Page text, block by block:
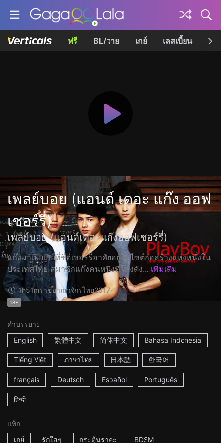
ฟรี BL/วาย เกย์ เลสเบี้ยน เค
เพลย์บอย (แอนด์ เดอะ แก๊ง ออฟ
เชอร์รี่)
เพลย์บอย (แอนด์เดอะแก๊งออฟเชอร์รี่)
แก๊งมาเฟียเกย์ที่ชื่อเชอร์รี่อาศัยอยู่ในไซต์ก่อสร้างแห่งหนึ่งใน
ประเทศไทย สมาชิกแก๊งคนหนึ่งที่โด่งดัง... เพิ่มเติม
1h51mราชอาณาจักรไทย2017
18+
คำบรรยาย
English
繁體中文 简体中文 Bahasa Indonesia
Tiếng Việt ภาษาไทย 日本語 한국어
français Deutsch Español Português
हिन्दी
แท็ก
เกย์
รักใสๆ กระตุ้นราคะ BDSM